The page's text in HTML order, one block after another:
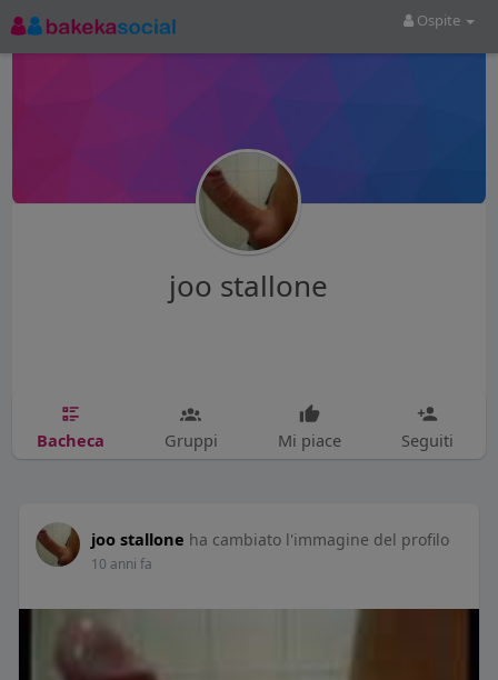
Ospite
joo stallone
Bacheca Gruppi Mi piace Seguiti
joo stallone ha cambiato l'immagine del profilo
10 anni fa